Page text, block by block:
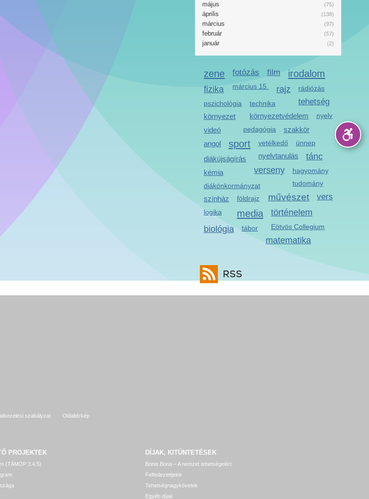
(75)
május
(138)
április
(97)
március
(57)
február
(2)
január
zene fotózás film irodalom
március 15.
fizika rajz
pszichológia
rádiózás
tehetség
környezetvédelem
környezet
technika
pedagógia szakkör
videó
sport vetélkedő ünnep
angol
nyelv
nyelvtanulás
diákújságírás
tánc
verseny
hagyomány
kémia
tudomány
diákönkormányzat
művészet
színház
media történelem
Eötvös Collegium
biológia
földrajz
logika
vers
tábor
matematika
RSS
szabályzat Oldaltérkép
PROJEKTEK
(TÁMOP 3.4.5)
DÍJAK, KITÜNTETÉSEK
Bonis Bona – A nemzet tehetségeiért
Felfedezettjeink
Tehetségnagykövetek
Egyéb díjak